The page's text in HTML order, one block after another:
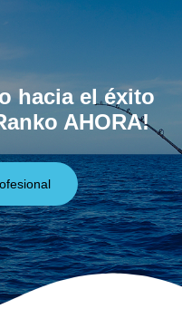
hacia el éxito
AHORA!